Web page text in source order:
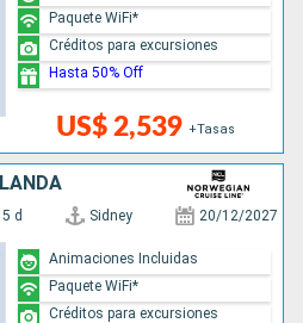
US$ 2,539 +Tasas
Paquete WiFi*
Créditos para excursiones
Hasta 50% Off
d Sidney 20/12/2027
Animaciones Incluidas
Paquete WiFi*
Créditos para excursiones